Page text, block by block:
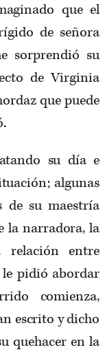
que el
de señora
sorprendió su
de Virginia
que puede
su día e
algunas
de su maestría
la narradora, la
relación entre
le pidió abordar
comienza,
escrito y dicho
quehacer en la